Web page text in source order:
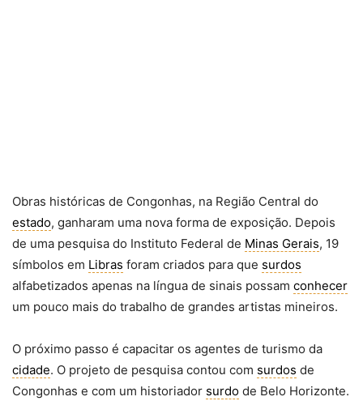
Obras históricas de Congonhas, na Região Central do
estado, ganharam uma nova forma de exposição. Depois
de uma pesquisa do Instituto Federal de Minas Gerais, 19
símbolos em Libras foram criados para que surdos
alfabetizados apenas na língua de sinais possam conhecer
um pouco mais do trabalho de grandes artistas mineiros.
O próximo passo é capacitar os agentes de turismo da
cidade. O projeto de pesquisa contou com surdos de
Congonhas e com um historiador surdo de Belo Horizonte.